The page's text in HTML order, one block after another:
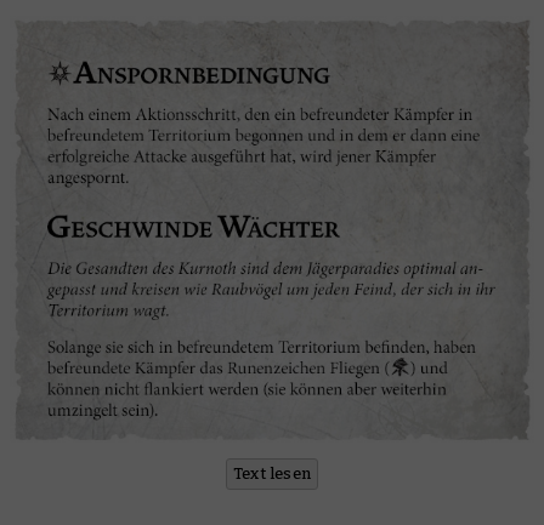
Text lesen